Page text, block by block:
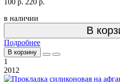
в наличии
В
Подробнее
В корзину
1
2012